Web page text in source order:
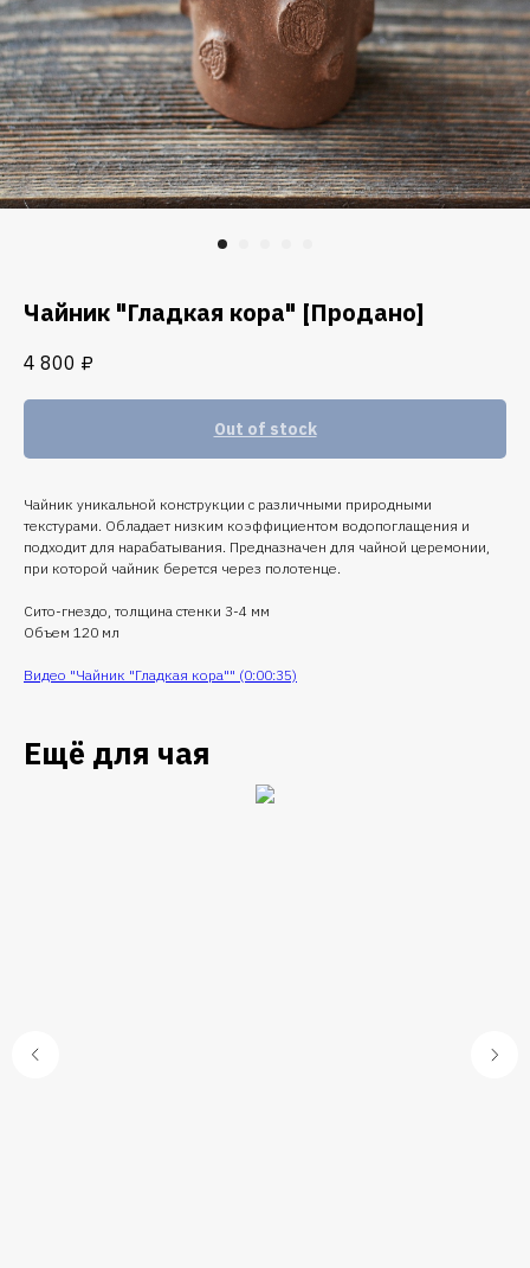
Чайник "Гладкая кора" [Продано]
4 800 ₽
Out of stock
Чайник уникальной конструкции с различными природными
текстурами. Обладает низким коэффициентом водопоглащения и
подходит для нарабатывания. Предназначен для чайной церемонии,
при которой чайник берется через полотенце.
Сито-гнездо, толщина стенки 3-4 мм
Объем 120 мл
Видео "Чайник "Гладкая кора"" (0:00:35)
Ещё для чая